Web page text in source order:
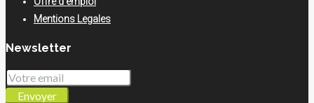
Mentions Legales
Newsletter
Envoyer